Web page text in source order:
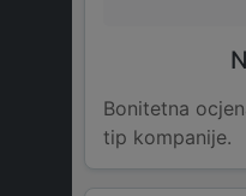
Bonitetna
tip kompanije.